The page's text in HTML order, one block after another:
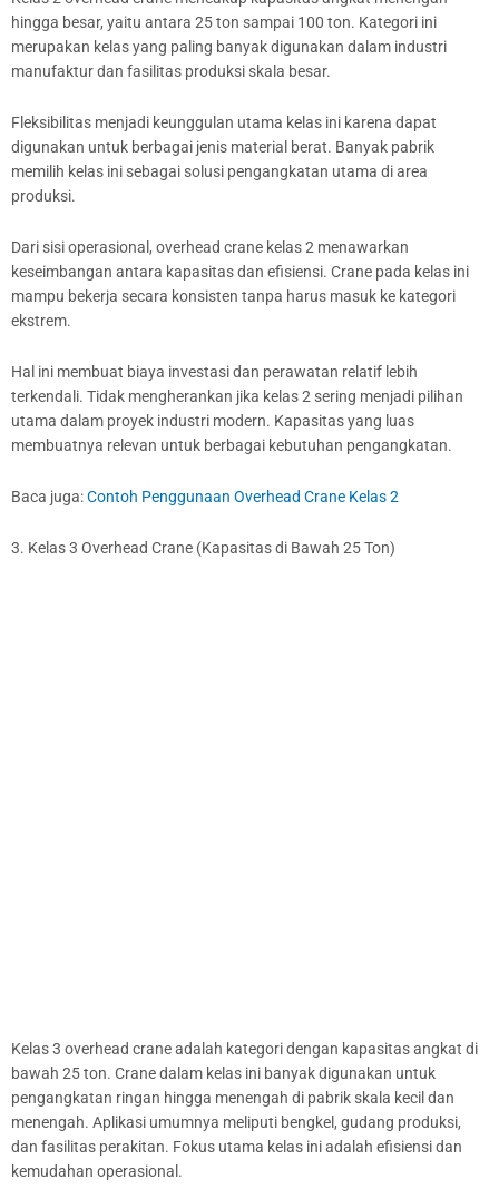
hingga besar, yaitu antara 25 ton sampai 100 ton. Kategori ini
merupakan kelas yang paling banyak digunakan dalam industri
manufaktur dan fasilitas produksi skala besar.
Fleksibilitas menjadi keunggulan utama kelas ini karena dapat
digunakan untuk berbagai jenis material berat. Banyak pabrik
memilih kelas ini sebagai solusi pengangkatan utama di area
produksi.
Dari sisi operasional, overhead crane kelas 2 menawarkan
keseimbangan antara kapasitas dan efisiensi. Crane pada kelas ini
mampu bekerja secara konsisten tanpa harus masuk ke kategori
ekstrem.
Hal ini membuat biaya investasi dan perawatan relatif lebih
terkendali. Tidak mengherankan jika kelas 2 sering menjadi pilihan
utama dalam proyek industri modern. Kapasitas yang luas
membuatnya relevan untuk berbagai kebutuhan pengangkatan.
Baca juga:Contoh Penggunaan Overhead Crane Kelas 2
3. Kelas 3 Overhead Crane (Kapasitas di Bawah 25 Ton)
Kelas 3 overhead crane adalah kategori dengan kapasitas angkat di
bawah 25 ton. Crane dalam kelas ini banyak digunakan untuk
pengangkatan ringan hingga menengah di pabrik skala kecil dan
menengah. Aplikasi umumnya meliputi bengkel, gudang produksi,
dan fasilitas perakitan. Fokus utama kelas ini adalah efisiensi dan
kemudahan operasional.